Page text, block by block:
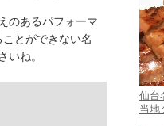
のあるパフォーマ
とができない名
いね。
仙台
当地